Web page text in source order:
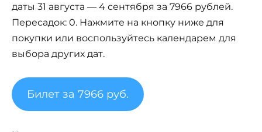
даты 31 августа — 4 сентября за 7966 рублей.
Пересадок: 0. Нажмите на кнопку ниже для
покупки или воспользуйтесь календарем для
выбора других дат.
Билет за 7966 руб.